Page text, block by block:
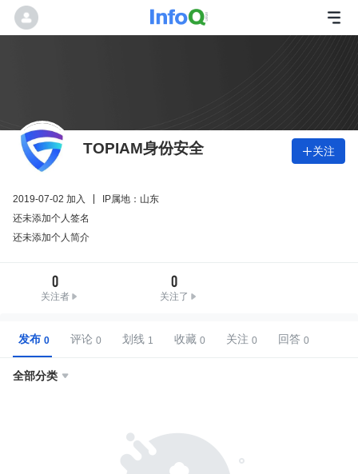
TOPIAM身份安全 关注
2019-07-02 加入
IP属地：山东
还未添加个人签名
还未添加个人简介
0
关注者
0
关注了
发布 评论 划线 收藏 关注 回答
全部分类 